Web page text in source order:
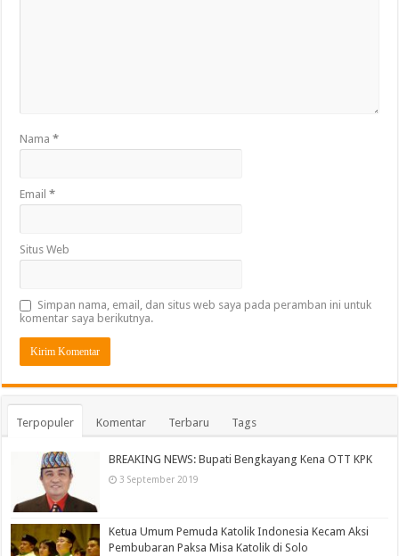
Nama*
Email*
Situs Web
Simpan nama, email, dan situs web saya pada peramban ini untuk
komentar saya berikutnya.
Terpopuler Komentar Terbaru Tags
BREAKING NEWS: Bupati Bengkayang Kena OTT KPK
3 September 2019
Ketua Umum Pemuda Katolik Indonesia Kecam Aksi
Pembubaran Paksa Misa Katolik di Solo